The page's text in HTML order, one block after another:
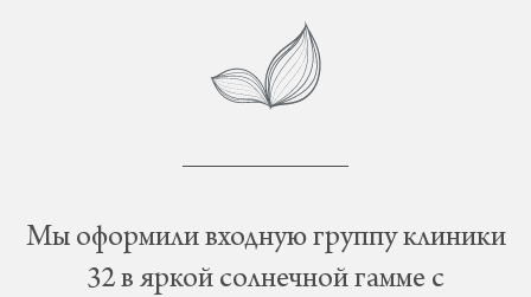
Мы оформили входную группу клиники
32 в яркой солнечной гамме с